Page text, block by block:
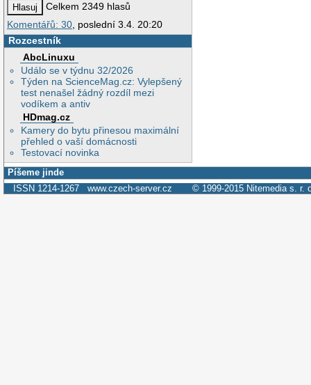
Celkem 2349 hlasů
Komentářů: 30 , poslední 3.4. 20:20
Rozcestník
AbcLinuxu
Událo se v týdnu 32/2026
Týden na ScienceMag.cz: Vylepšený
test nenašel žádný rozdíl mezi
vodíkem a antiv
HDmag.cz
Kamery do bytu přinesou maximální
přehled o vaší domácnosti
Testovací novinka
Píšeme jinde
ISSN 1214-1267 www.czech-server.cz © 1999-2015 Nitemedia s. r.